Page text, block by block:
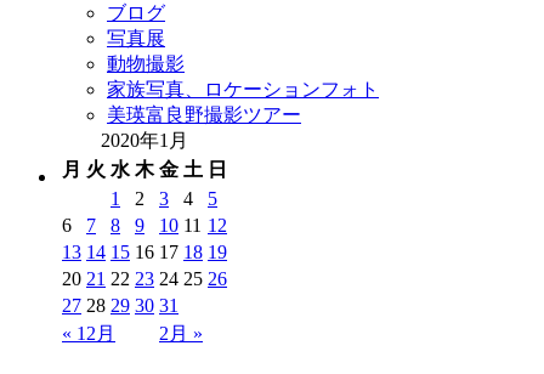
ブログ
写真展
動物撮影
家族写真、ロケーションフォト
美瑛富良野撮影ツアー
2020年1月
月 火 水 木 金 土 日
« 12月 2月 »
1 2 3 4
5
6
7 8 9 10 11 12
13 14 15 16 17 18 19
20 21 22 23 24 25 26
27 28 29 30 31